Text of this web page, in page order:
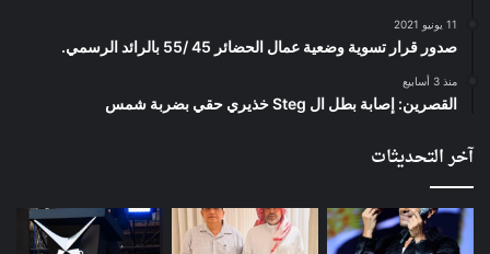
11 يونيو 2021
صدور قرار تسوية وضعية عمال الحضائر 45 /55 بالرائد الرسمي.
منذ 3 أسابيع
القصرين: إصابة بطل ال Steg خذيري حقي بضربة شمس
آخر التحديثات